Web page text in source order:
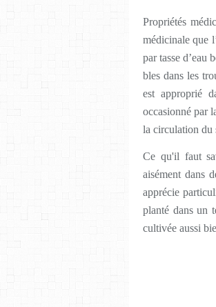
Propriétés
médicinale que
par tasse d’eau
bles dans les
est approprié
occasionné par
la circulation du
Ce qu'il faut
aisément dans
apprécie
planté dans un
cultivée aussi